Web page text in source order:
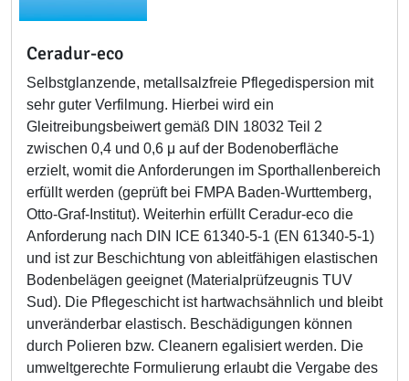
Ceradur-eco
Selbstglanzende, metallsalzfreie Pflegedispersion mit
sehr guter Verfilmung. Hierbei wird ein
Gleitreibungsbeiwert gemäß DIN 18032 Teil 2
zwischen 0,4 und 0,6 μ auf der Bodenoberfläche
erzielt, womit die Anforderungen im Sporthallenbereich
erfüllt werden (geprüft bei FMPA Baden-Wurttemberg,
Otto-Graf-Institut). Weiterhin erfüllt Ceradur-eco die
Anforderung nach DIN ICE 61340-5-1 (EN 61340-5-1)
und ist zur Beschichtung von ableitfähigen elastischen
Bodenbelägen geeignet (Materialprüfzeugnis TUV
Sud). Die Pflegeschicht ist hartwachsähnlich und bleibt
unveränderbar elastisch. Beschädigungen können
durch Polieren bzw. Cleanern egalisiert werden. Die
umweltgerechte Formulierung erlaubt die Vergabe des